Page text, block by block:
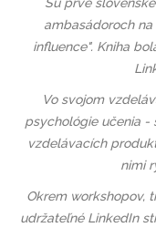
ambasádoroch
influence". Kniha
Vo svojom
psychológie učenia -
vzdelávacích
nimi
Okrem workshopov,
udržateľné LinkedIn